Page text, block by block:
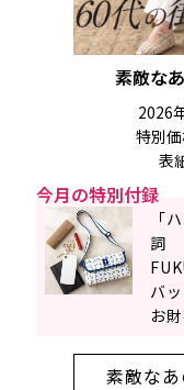
素敵な
2026
特別
表
今月の特別付録
「
詞
バ
お
素敵な